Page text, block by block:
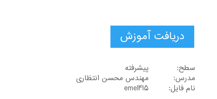
دریافت آموزش
سطح: پیشرفته
مدرس: مهندس محسن انتظاری
نام فایل:
eme1415